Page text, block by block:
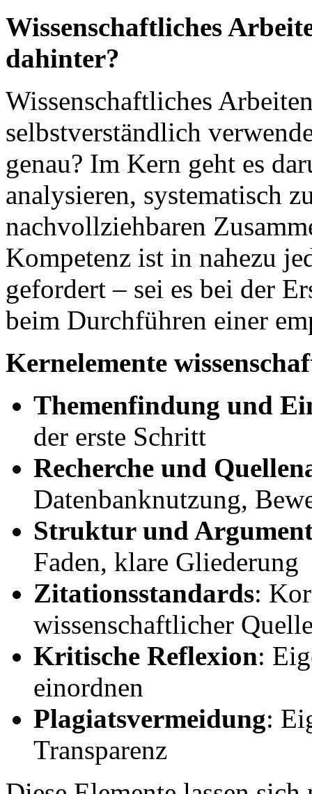
Wissenschaftliches
dahinter?
Wissenschaftliches
selbstverständlich
genau? Im Kern geht es
analysieren, systematisch
nachvollziehbaren
Kompetenz ist in nahezu
gefordert – sei es bei der
beim Durchführen einer
Kernelemente
Themenfindung und
der erste Schritt
Recherche und
Datenbanknutzung,
Struktur und
Faden, klare Gliederung
Zitationsstandards:
wissenschaftlicher
Kritische Reflexion:
einordnen
Plagiatsvermeidung:
Transparenz